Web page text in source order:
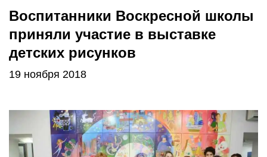
Воспитанники Воскресной школы
приняли участие в выставке
детских рисунков
19 ноября 2018